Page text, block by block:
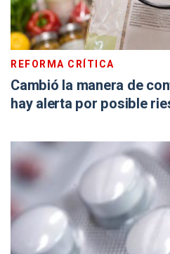
REFORMA CRÍTICA
Cambió la manera de
hay alerta por posible